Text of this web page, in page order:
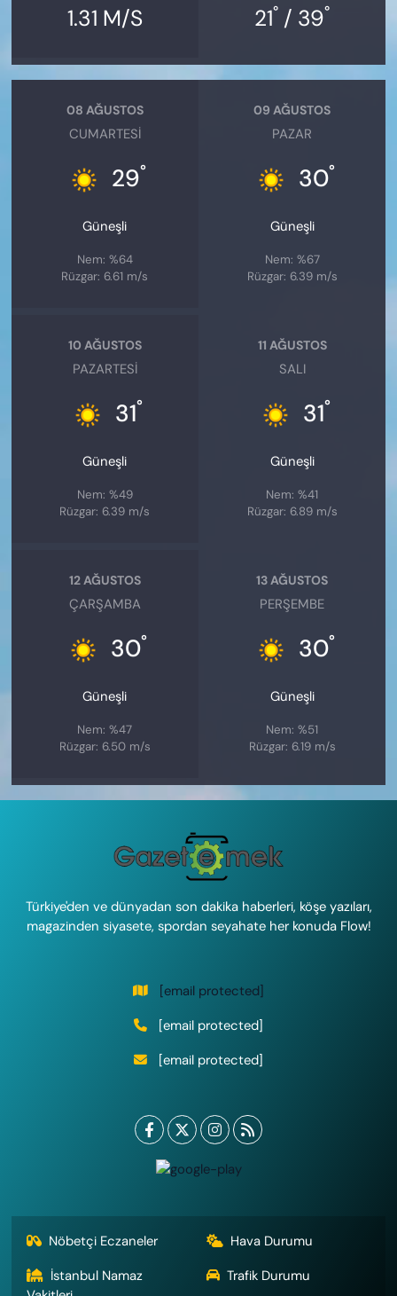
1.31 M/S 21° / 39°
08 AĞUSTOS
CUMARTESI
29°
Güneşli
Nem: %64
Rüzgar: 6.61 m/s
09 AĞUSTOS
PAZAR
30°
Güneşli
Nem: %67
Rüzgar: 6.39 m/s
10 AĞUSTOS
PAZARTESI
31°
Güneşli
Nem: %49
Rüzgar: 6.39 m/s
11 AĞUSTOS
SALI
31°
Güneşli
Nem: %41
Rüzgar: 6.89 m/s
12 AĞUSTOS
ÇARŞAMBA
30°
Güneşli
Nem: %47
Rüzgar: 6.50 m/s
13 AĞUSTOS
PERŞEMBE
30°
Güneşli
Nem: %51
Rüzgar: 6.19 m/s
Türkiye'den ve dünyadan son dakika haberleri, köşe yazıları,
magazinden siyasete, spordan seyahate her konuda Flow!
[email protected]
[email protected]
[email protected]
Nöbetçi Eczaneler
Hava Durumu
İstanbul Namaz
Trafik Durumu